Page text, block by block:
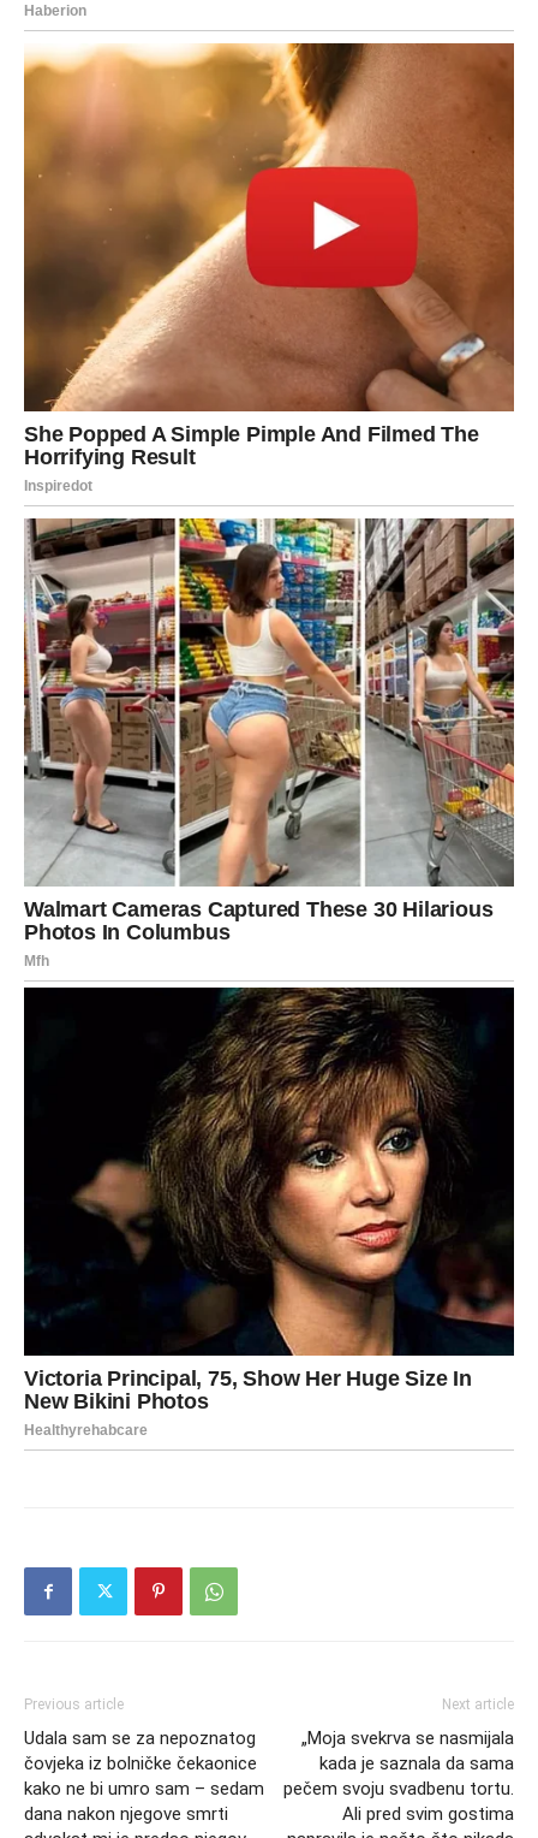
Previous article
Udala sam se za nepoznatog
čovjeka iz bolničke čekaonice
kako ne bi umro sam – sedam
dana nakon njegove smrti
Next article
„Moja svekrva se nasmijala
kada je saznala da sama
pečem svoju svadbenu tortu.
Ali pred svim gostima